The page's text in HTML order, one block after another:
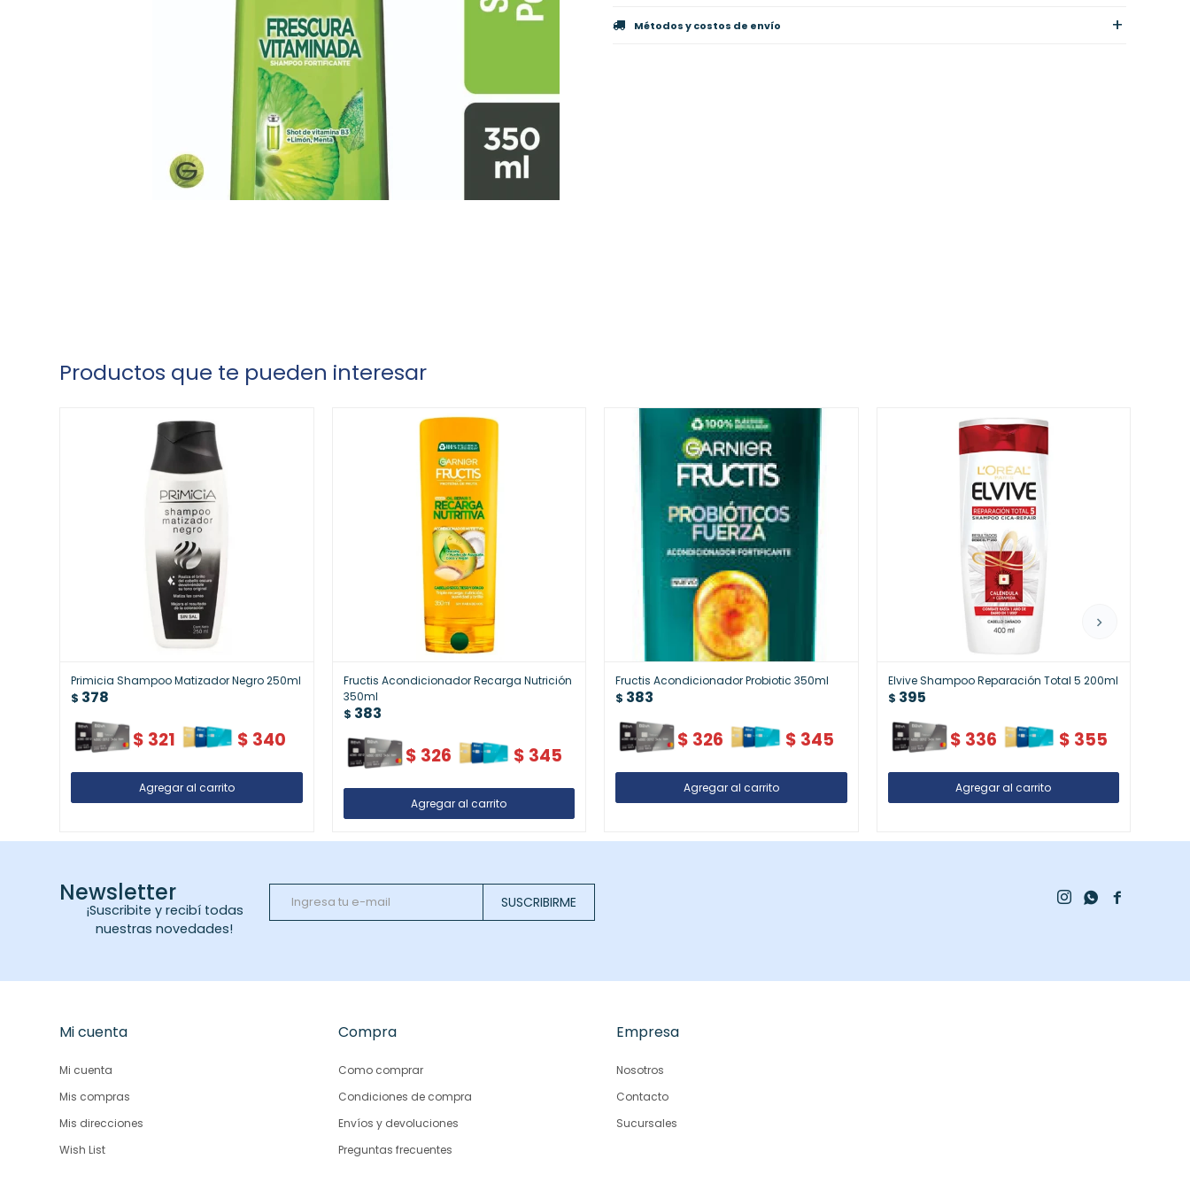
Métodos y costos de envío
Productos que te pueden interesar
Primicia Shampoo Matizador Negro 250ml
$ 378
$ 321 $ 340
Fructis Acondicionador Recarga Nutrición
350ml
$ 383
$ 326 $ 345
Fructis Acondicionador Probiotic 350ml
$ 383
$ 326 $ 345
Elvive Shampoo Reparación Total 5 200ml
$ 395
$ 336 $ 355
Newsletter
¡Suscribite y recibí todas
nuestras novedades!
SUSCRIBIRME 
 
Mi cuenta
Mi cuenta
Mis compras
Mis direcciones
Wish List
Compra
Como comprar
Condiciones de compra
Envíos y devoluciones
Preguntas frecuentes
Empresa
Nosotros
Contacto
Sucursales